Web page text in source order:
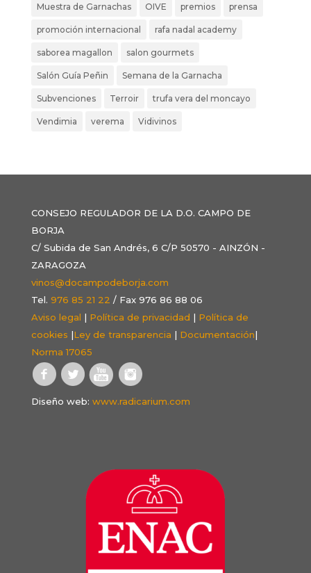
Muestra de Garnachas OIVE premios prensa
promoción internacional rafa nadal academy
saborea magallon salon gourmets
Salón Guía Peñin Semana de la Garnacha
Subvenciones Terroir trufa vera del moncayo
Vendimia verema Vidivinos
CONSEJO REGULADOR DE LA D.O. CAMPO DE
BORJA
C/ Subida de San Andrés, 6 C/P 50570 - AINZÓN -
ZARAGOZA
vinos@docampodeborja.com
Tel. 976 85 21 22 / Fax 976 86 88 06
Aviso legal | Política de privacidad | Política de
cookies |Ley de transparencia | Documentación|
Norma 17065
Diseño web: www.radicarium.com